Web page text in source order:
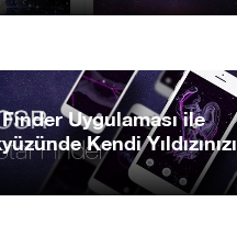
Uygulaması ile
Kendi Yıldızınızı